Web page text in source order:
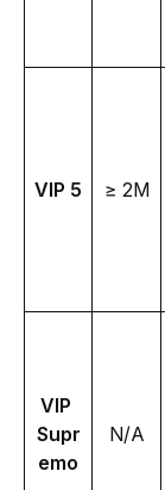
VIP 5 ≥ 2M
VIP
Supr
emo
N/A